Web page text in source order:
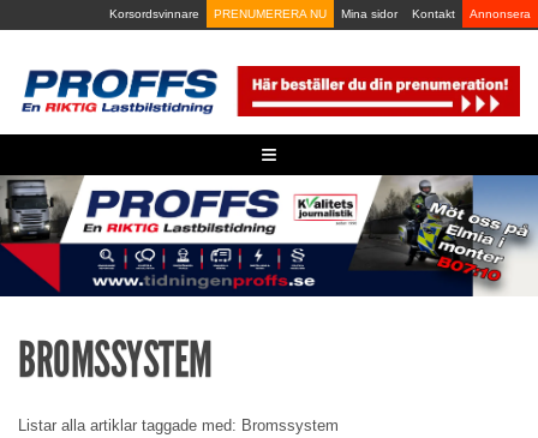
to
Korsordsvinnare PRENUMERERA NU Mina sidor Kontakt Annonsera
≡
BROMSSYSTEM
Listar alla artiklar taggade med: Bromssystem